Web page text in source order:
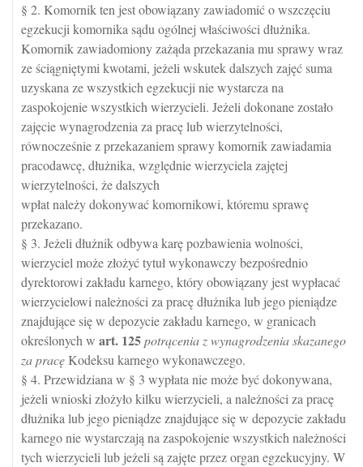
§ 2. Komornik ten jest obowiązany zawiadomić o wszczęciu
egzekucji komornika sądu ogólnej właściwości dłużnika.
Komornik zawiadomiony zażąda przekazania mu sprawy wraz
ze ściągniętymi kwotami, jeżeli wskutek dalszych zajęć suma
uzyskana ze wszystkich egzekucji nie wystarcza na
zaspokojenie wszystkich wierzycieli. Jeżeli dokonane zostało
zajęcie wynagrodzenia za pracę lub wierzytelności,
równocześnie z przekazaniem sprawy komornik zawiadamia
pracodawcę, dłużnika, względnie wierzyciela zajętej
wierzytelności, że dalszych
wpłat należy dokonywać komornikowi, któremu sprawę
przekazano.
§ 3. Jeżeli dłużnik odbywa karę pozbawienia wolności,
wierzyciel może złożyć tytuł wykonawczy bezpośrednio
dyrektorowi zakładu karnego, który obowiązany jest wypłacać
wierzycielowi należności za pracę dłużnika lub jego pieniądze
znajdujące się w depozycie zakładu karnego, w granicach
określonych w art. 125potrącenia z wynagrodzenia skazanego
za pracęKodeksu karnego wykonawczego.
§ 4. Przewidziana w § 3 wypłata nie może być dokonywana,
jeżeli wnioski złożyło kilku wierzycieli, a należności za pracę
dłużnika lub jego pieniądze znajdujące się w depozycie zakładu
karnego nie wystarczają na zaspokojenie wszystkich należności
tych wierzycieli lub jeżeli są zajęte przez organ egzekucyjny. W